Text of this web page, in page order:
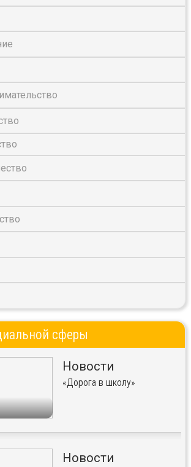
сферы
Новости
«Дорога в школу»
Новости